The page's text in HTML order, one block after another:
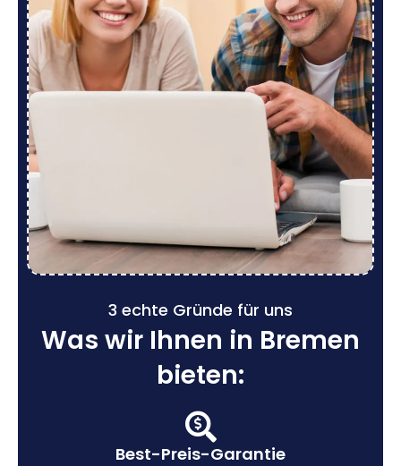
3 echte Gründe für uns
Was wir Ihnen in Bremen
bieten:
Best-Preis-Garantie